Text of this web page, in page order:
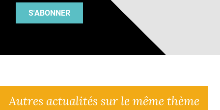
S'ABONNER
Autres actualités sur le même thème